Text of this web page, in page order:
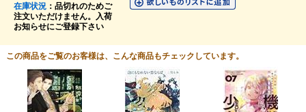
在庫状況：品切れのためご
注文いただけません。入荷
お知らせにご登録下さい
この商品をご覧のお客様は、こんな商品もチェックしています。